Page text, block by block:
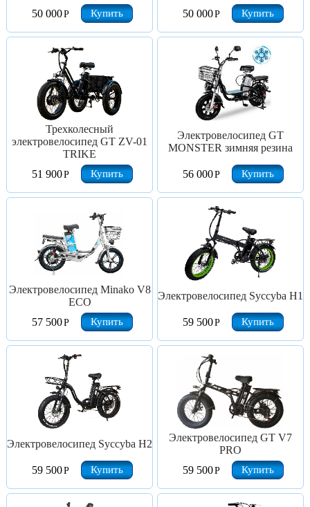
50 000Р Купить 50 000Р Купить
Трехколесный
электровелосипед GT ZV-01
TRIKE
51 900Р Купить
Электровелосипед GT
MONSTER зимняя резина
56 000Р Купить
Электровелосипед Minako V8
ECO
57 500Р Купить
Электровелосипед Syccyba H1
59 500Р Купить
Электровелосипед Syccyba H2
59 500Р Купить
Электровелосипед GT V7
PRO
59 500Р Купить